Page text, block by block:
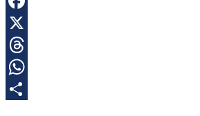
Facebook
X
Threads
WhatsApp